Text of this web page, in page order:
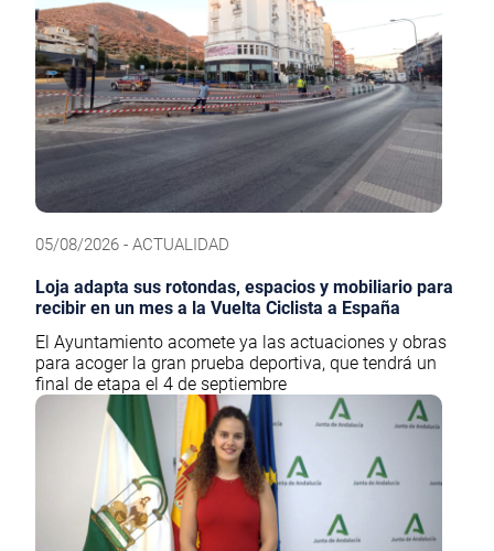
05/08/2026 - ACTUALIDAD
Loja adapta sus rotondas, espacios y mobiliario para
recibir en un mes a la Vuelta Ciclista a España
El Ayuntamiento acomete ya las actuaciones y obras
para acoger la gran prueba deportiva, que tendrá un
final de etapa el 4 de septiembre